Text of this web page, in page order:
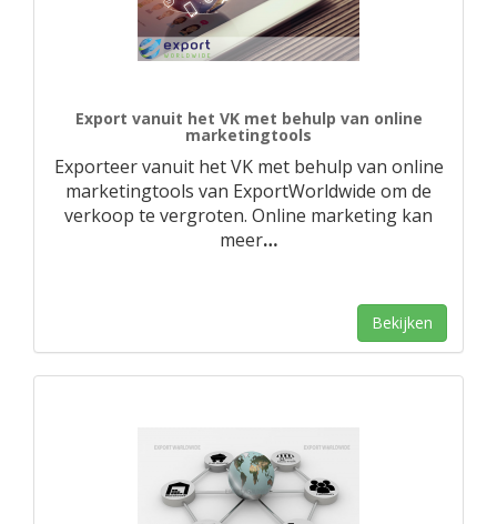
Export vanuit het VK met behulp van online
marketingtools
Exporteer vanuit het VK met behulp van online
marketingtools van ExportWorldwide om de
verkoop te vergroten. Online marketing kan
meer…
Bekijken